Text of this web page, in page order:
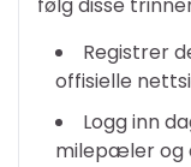
følg disse
Registrer
offisielle
Logg inn
milepæler og